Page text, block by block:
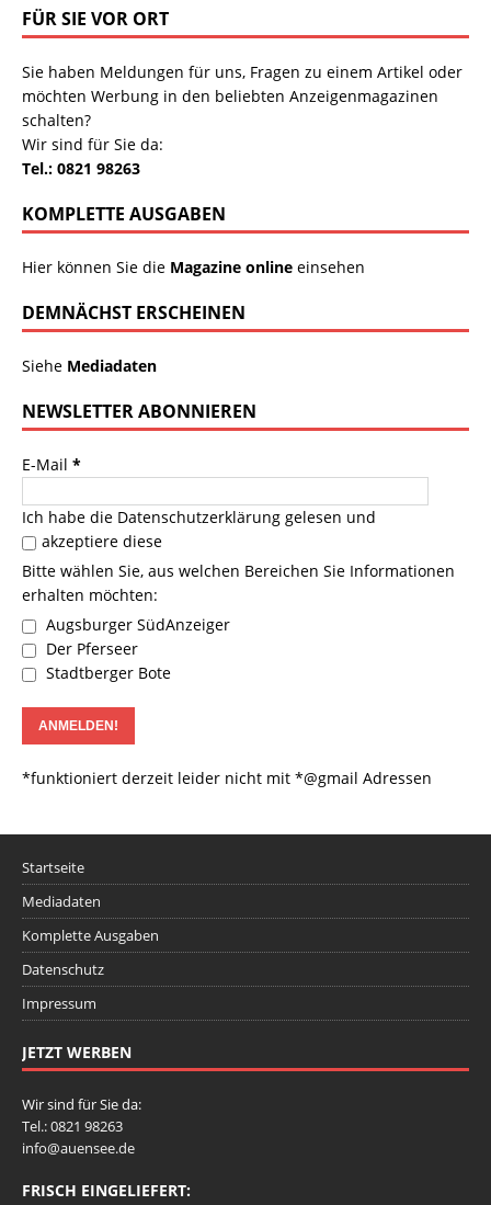
FÜR SIE VOR ORT
Sie haben Meldungen für uns, Fragen zu einem Artikel oder
möchten Werbung in den beliebten Anzeigenmagazinen
schalten?
Wir sind für Sie da:
Tel.: 0821 98263
KOMPLETTE AUSGABEN
Hier können Sie die Magazine online einsehen
DEMNÄCHST ERSCHEINEN
Siehe Mediadaten
NEWSLETTER ABONNIEREN
E-Mail *
Ich habe die Datenschutzerklärung gelesen und
akzeptiere diese
Bitte wählen Sie, aus welchen Bereichen Sie Informationen
erhalten möchten:
Augsburger SüdAnzeiger
Der Pferseer
Stadtberger Bote
*funktioniert derzeit leider nicht mit *@gmail Adressen
Startseite
Mediadaten
Komplette Ausgaben
Datenschutz
Impressum
JETZT WERBEN
Wir sind für Sie da:
Tel.: 0821 98263
info@auensee.de
FRISCH EINGELIEFERT: